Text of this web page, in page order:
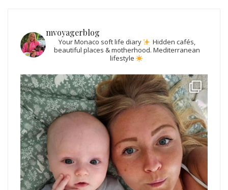
mvoyagerblog
Your Monaco soft life diary
Hidden cafés,
beautiful places & motherhood. Mediterranean
lifestyle